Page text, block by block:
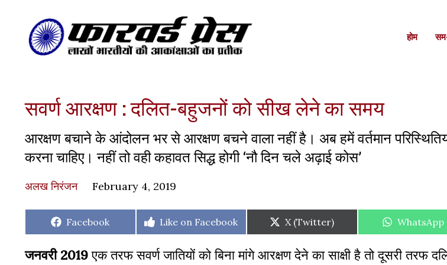
होम
सवर्ण आरक्षण : दलित-बहुजनों को सीख लेने का समय
आरक्षण बचाने के आंदोलन भर से आरक्षण बचने वाला नहीं है। अब हमें वर्तमान
करना चाहिए। नहीं तो वही कहावत सिद्ध होगी ‘नौ दिन चले अढ़ाई कोस’
अलख निरंजन February 4, 2019
Share
Facebook
Share
Like on Facebook
Share
on
X (Twitter)
Share
WhatsApp
जनवरी 2019एक तरफ सवर्ण जातियों को बिना मांगे आरक्षण देने का साक्षी है तो दूसरी तरफ